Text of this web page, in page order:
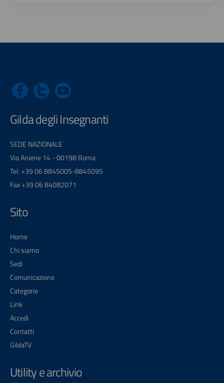
Gilda degli Insegnanti
SEDE NAZIONALE
Via Aniene 14 - 00198 Roma
Tel. +39 06 8845005-8845095
Fax +39 06 84082071
Sito
Home
Chi siamo
Sedi
Comunicazione
Categorie
Link
Accedi
Contatti
GildaTV
Utility e archivio